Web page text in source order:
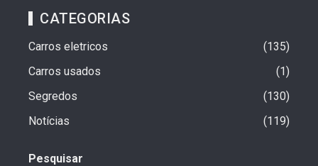
CATEGORIAS
Carros eletricos
135
Carros usados
1
Segredos
130
Notícias
119
Pesquisar